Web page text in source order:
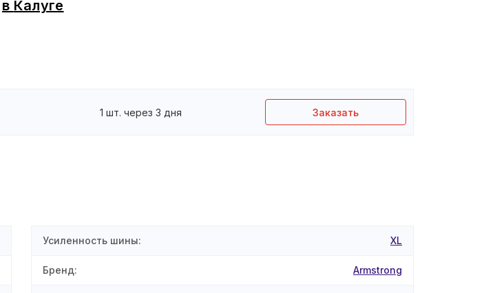
в Калуге
1 шт. через 3 дня Заказать
Усиленность шины: XL
Бренд: Armstrong